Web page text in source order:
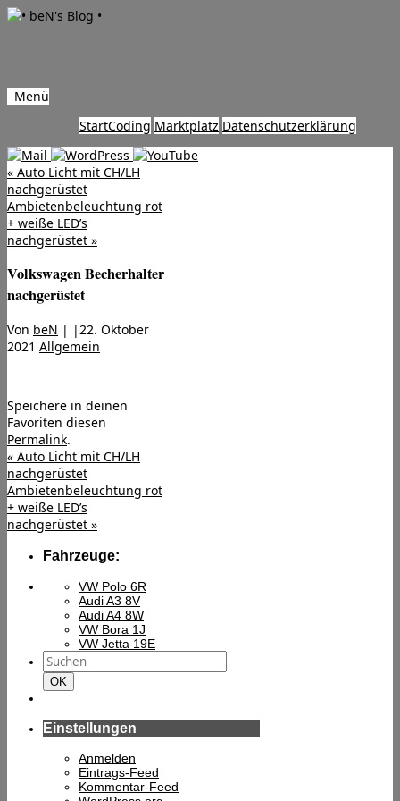
Menü
springen
StartCoding Marktplatz Datenschutzerklärung
« Auto Licht mit CH/LH
nachgerüstet
Ambietenbeleuchtung rot
+ weiße LED’s
nachgerüstet »
Volkswagen Becherhalter
nachgerüstet
Von beN | | 22. Oktober
2021 Allgemein
Speichere in deinen
Favoriten diesen
Permalink.
« Auto Licht mit CH/LH
nachgerüstet
Ambietenbeleuchtung rot
+ weiße LED’s
nachgerüstet »
Fahrzeuge:
VW Polo 6R
Audi A3 8V
Audi A4 8W
VW Bora 1J
VW Jetta 19E
Suchen
nach:
Suchen
OK
Einstellungen
Anmelden
Eintrags-Feed
Kommentar-Feed